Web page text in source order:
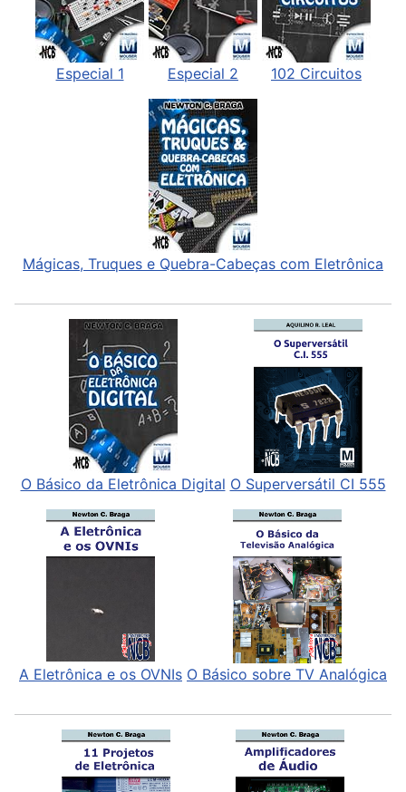
Especial 1 Especial 2 102 Circuitos
Mágicas, Truques e Quebra-Cabeças com Eletrônica
O Básico da Eletrônica Digital O Superversátil CI 555
A Eletrônica e os OVNIs O Básico sobre TV Analógica